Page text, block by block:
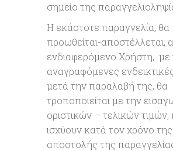
σημείο της
Η εκάστοτε παραγγελία, θα
προωθείται-αποστέλλεται,
ενδιαφερόμενο Χρήστη, με
αναγραφόμενες
μετά την παραλαβή της, θα
τροποποιείται με την
οριστικών – τελικών τιμών,
ισχύουν κατά τον χρόνο της
αποστολής της